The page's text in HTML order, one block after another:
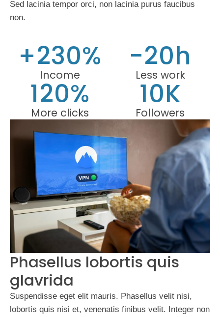
Sed lacinia tempor orci, non lacinia purus faucibus
non.
+230%
Income
-20h
Less work
120%
More clicks
10K
Followers
Phasellus lobortis quis
glavrida
Suspendisse eget elit mauris. Phasellus velit nisi,
lobortis quis nisi et, venenatis finibus velit. Integer non